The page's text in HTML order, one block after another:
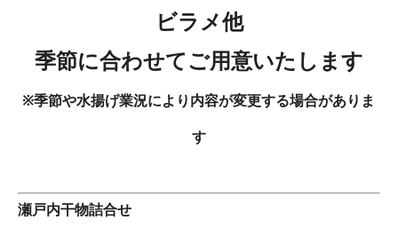
ビラメ他
季節に合わせてご用意いたします
※季節や水揚げ業況により内容が変更する場合がありま
す
瀬戸内干物詰合せ